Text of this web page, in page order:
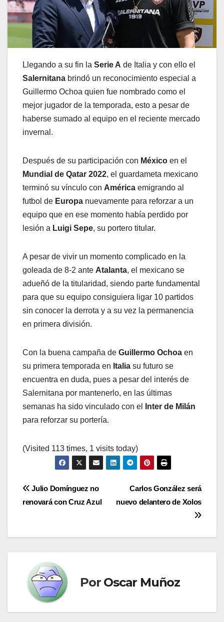
Llegando a su fin la Serie A de Italia y con ello el
Salernitana brindó un reconocimiento especial a
Guillermo Ochoa quien fue nombrado como el
mejor jugador de la temporada, esto a pesar de
haberse sumado al equipo en el reciente mercado
invernal.
Después de su participación con México en el
Mundial de Qatar 2022, el guardameta mexicano
terminó su vínculo con América emigrando al
futbol de Europa nuevamente para reforzar a un
equipo que en ese momento había perdido por
lesión a Luigi Sepe, su portero titular.
A pesar de vivir un momento complicado en la
goleada de 8-2 ante Atalanta, el mexicano se
adueñó de la titularidad, siendo parte fundamental
para que su equipo consiguiera ligar 10 partidos
sin conocer la derrota y a su vez la permanencia
en primera división.
Con la buena campaña de Guillermo Ochoa en
su primera temporada en Italia su futuro se
encuentra en duda, pues a pesar del interés de
Salernitana por mantenerlo, en las últimas
semanas ha sido vinculado con el
Inter de Milán
para reforzar su portería.
(Visited 113 times, 1 visits today)
Navegación
entradas
Carlos González será
nuevo delantero de Xolos
Julio Domínguez no
renovará con Cruz Azul
Por Oscar Muñoz